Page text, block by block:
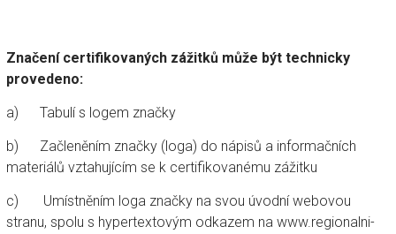
Značení certifikovaných zážitků může být technicky
provedeno:
a) Tabulí s logem značky
b) Začleněním značky (loga) do nápisů a informačních
materiálů vztahujícím se k certifikovanému zážitku
c) Umístněním loga značky na svou úvodní webovou
stranu, spolu s hypertextovým odkazem na www.regionalni-